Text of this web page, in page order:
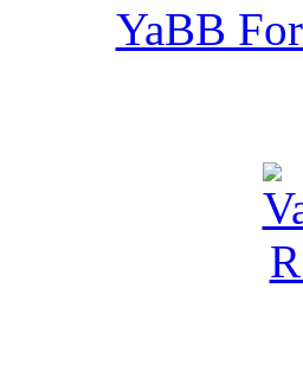
YaBB